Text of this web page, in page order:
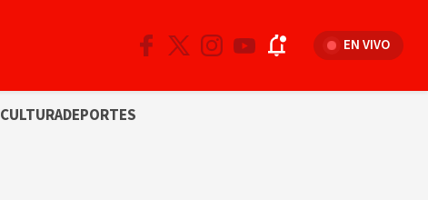
EN VIVO
CULTURADEPORTES